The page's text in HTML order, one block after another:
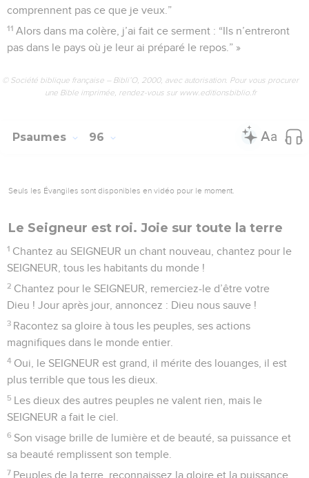
comprennent pas ce que je veux.”
11 Alors dans ma colère, j’ai fait ce serment : “Ils n’entreront
pas dans le pays où je leur ai préparé le repos.” »
© Société biblique française – Bibli’O, 2000, avec autorisation. Pour vous procurer
une Bible imprimée, rendez-vous sur www.editionsbiblio.fr
Psaumes 96
Seuls les Évangiles sont disponibles en vidéo pour le moment.
Le Seigneur est roi. Joie sur toute la terre
1 Chantez au SEIGNEUR un chant nouveau, chantez pour le
SEIGNEUR, tous les habitants du monde !
2 Chantez pour le SEIGNEUR, remerciez-le d’être votre
Dieu ! Jour après jour, annoncez : Dieu nous sauve !
3 Racontez sa gloire à tous les peuples, ses actions
magnifiques dans le monde entier.
4 Oui, le SEIGNEUR est grand, il mérite des louanges, il est
plus terrible que tous les dieux.
5 Les dieux des autres peuples ne valent rien, mais le
SEIGNEUR a fait le ciel.
6 Son visage brille de lumière et de beauté, sa puissance et
sa beauté remplissent son temple.
7 Peuples de la terre, reconnaissez la gloire et la puissance